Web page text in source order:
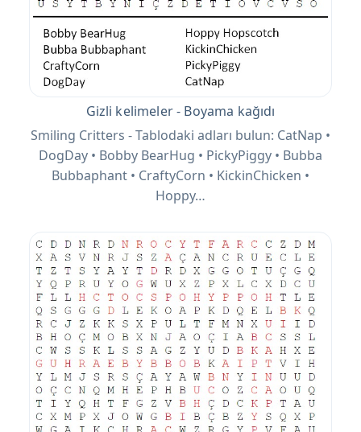
Gizli kelimeler - Boyama kağıdı
Smiling Critters - Tablodaki adları bulun: CatNap •
DogDay • Bobby BearHug • PickyPiggy • Bubba
Bubbaphant • CraftyCorn • KickinChicken •
Hoppy…